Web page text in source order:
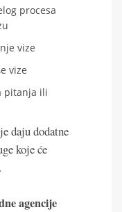
procesa
vize
vize
pitanja ili
daju dodatne
koje će
agencije